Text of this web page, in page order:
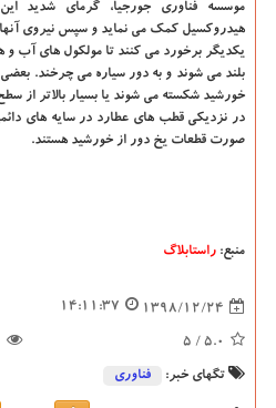
موسسه فناوری جورجیا، گرمای شدید
هیدروكسیل كمك می نماید و سپس نیروی آنها
یكدیگر برخورد می كنند تا مولكول های آب و
بلند می شوند و به دور سیاره می چرخند.
خورشید شكسته می شوند یا بسیار بالاتر از
در نزدیكی قطب های عطارد در سایه های
صورت قطعات یخ دور از خورشید هستند.
منبع: راستابلاگ
1398/12/24
14:11:37
5.0
/ 5
تگهای خبر: فناوری